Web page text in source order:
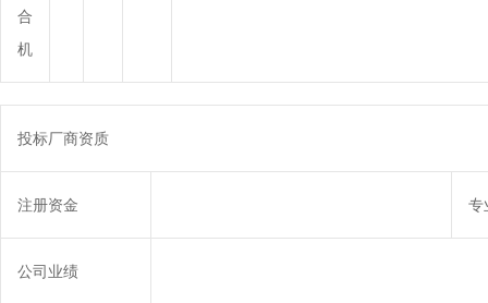
合
机
投标厂商资质
注册资金 专
公司业绩